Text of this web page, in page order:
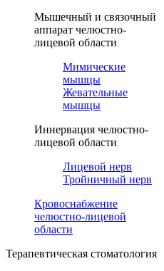
Мышечный и связочный
аппарат челюстно-
лицевой области
Мимические
мышцы
Жевательные
мышцы
Иннервация челюстно-
лицевой области
Лицевой нерв
Тройничный нерв
Кровоснабжение
челюстно-лицевой
области
Терапевтическая стоматология